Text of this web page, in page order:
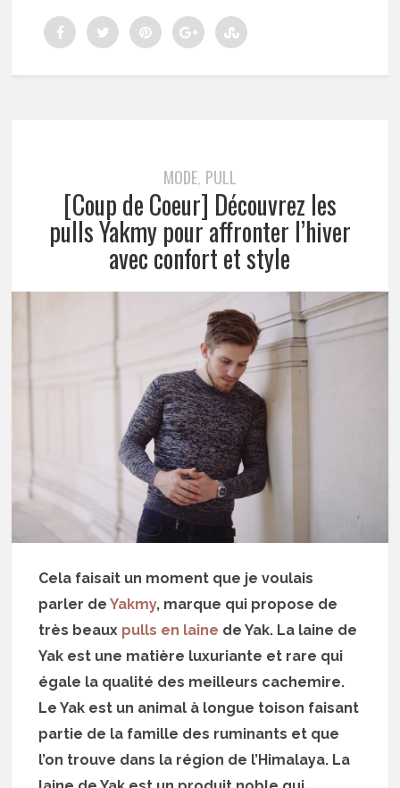
MODE, PULL
[Coup de Coeur] Découvrez les
pulls Yakmy pour affronter l’hiver
avec confort et style
Cela faisait un moment que je voulais
parler deYakmy, marque qui propose de
très beaux pulls en laine de Yak. La laine de
Yak est une matière luxuriante et rare qui
égale la qualité des meilleurs cachemire.
Le Yak est un animal à longue toison faisant
partie de la famille des ruminants et que
l’on trouve dans la région de l’Himalaya. La